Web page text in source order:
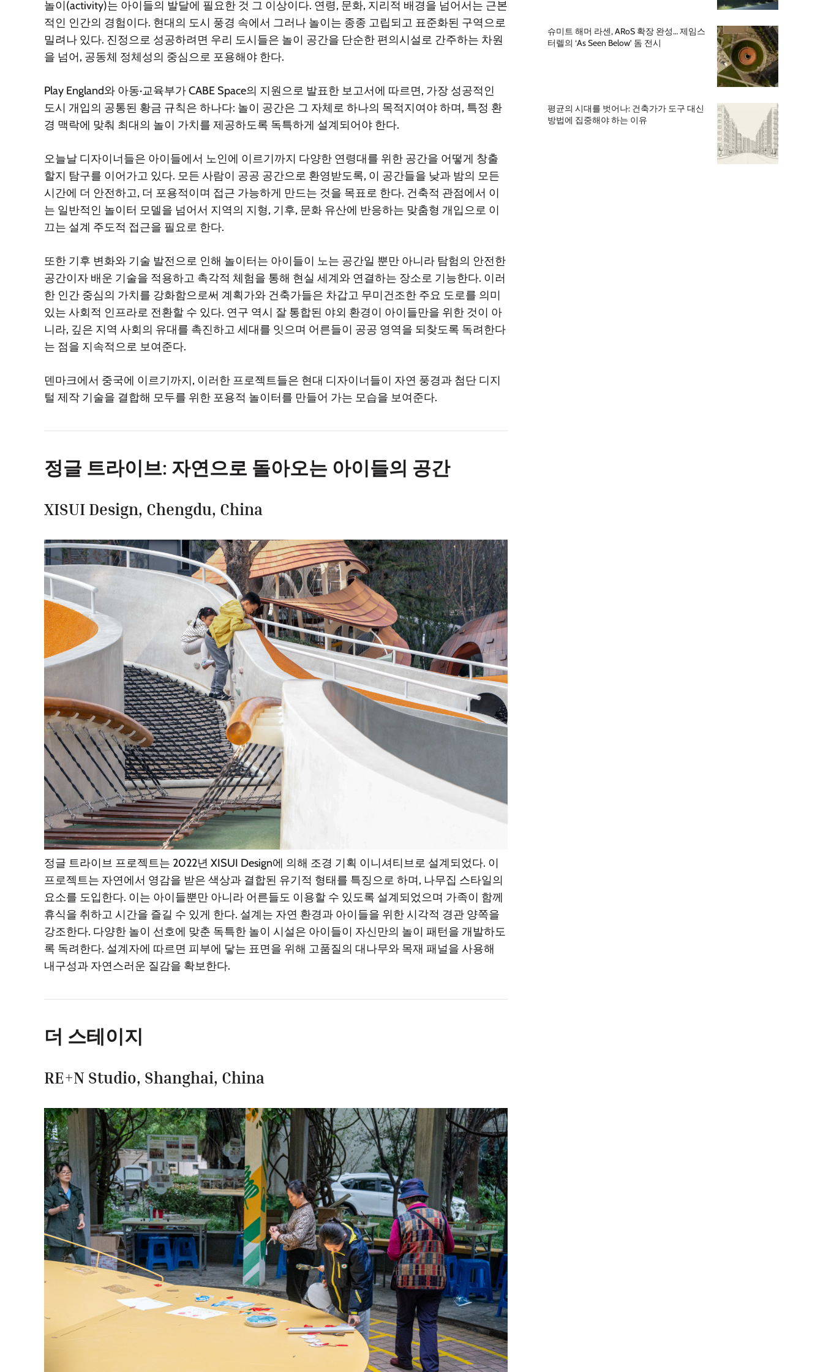
놀이(activity)는 아이들의 발달에 필요한 것 그 이상이다. 연령, 문화, 지리적 배경을 넘어서는 근본
적인 인간의 경험이다. 현대의 도시 풍경 속에서 그러나 놀이는 종종 고립되고 표준화된 구역으로
밀려나 있다. 진정으로 성공하려면 우리 도시들은 놀이 공간을 단순한 편의시설로 간주하는 차원
을 넘어, 공동체 정체성의 중심으로 포용해야 한다.
Play England와 아동·교육부가 CABE Space의 지원으로 발표한 보고서에 따르면, 가장 성공적인
도시 개입의 공통된 황금 규칙은 하나다: 놀이 공간은 그 자체로 하나의 목적지여야 하며, 특정 환
경 맥락에 맞춰 최대의 놀이 가치를 제공하도록 독특하게 설계되어야 한다.
오늘날 디자이너들은 아이들에서 노인에 이르기까지 다양한 연령대를 위한 공간을 어떻게 창출
할지 탐구를 이어가고 있다. 모든 사람이 공공 공간으로 환영받도록, 이 공간들을 낮과 밤의 모든
시간에 더 안전하고, 더 포용적이며 접근 가능하게 만드는 것을 목표로 한다. 건축적 관점에서 이
는 일반적인 놀이터 모델을 넘어서 지역의 지형, 기후, 문화 유산에 반응하는 맞춤형 개입으로 이
끄는 설계 주도적 접근을 필요로 한다.
또한 기후 변화와 기술 발전으로 인해 놀이터는 아이들이 노는 공간일 뿐만 아니라 탐험의 안전한
공간이자 배운 기술을 적용하고 촉각적 체험을 통해 현실 세계와 연결하는 장소로 기능한다. 이러
한 인간 중심의 가치를 강화함으로써 계획가와 건축가들은 차갑고 무미건조한 주요 도로를 의미
있는 사회적 인프라로 전환할 수 있다. 연구 역시 잘 통합된 야외 환경이 아이들만을 위한 것이 아
니라, 깊은 지역 사회의 유대를 촉진하고 세대를 잇으며 어른들이 공공 영역을 되찾도록 독려한다
는 점을 지속적으로 보여준다.
덴마크에서 중국에 이르기까지, 이러한 프로젝트들은 현대 디자이너들이 자연 풍경과 첨단 디지
털 제작 기술을 결합해 모두를 위한 포용적 놀이터를 만들어 가는 모습을 보여준다.
정글 트라이브: 자연으로 돌아오는 아이들의 공간
XISUI Design, Chengdu, China
정글 트라이브 프로젝트는 2022년 XISUI Design에 의해 조경 기획 이니셔티브로 설계되었다. 이
프로젝트는 자연에서 영감을 받은 색상과 결합된 유기적 형태를 특징으로 하며, 나무집 스타일의
요소를 도입한다. 이는 아이들뿐만 아니라 어른들도 이용할 수 있도록 설계되었으며 가족이 함께
휴식을 취하고 시간을 즐길 수 있게 한다. 설계는 자연 환경과 아이들을 위한 시각적 경관 양쪽을
강조한다. 다양한 놀이 선호에 맞춘 독특한 놀이 시설은 아이들이 자신만의 놀이 패턴을 개발하도
록 독려한다. 설계자에 따르면 피부에 닿는 표면을 위해 고품질의 대나무와 목재 패널을 사용해
내구성과 자연스러운 질감을 확보한다.
더 스테이지
RE+N Studio, Shanghai, China
슈미트 해머 라센, ARoS 확장 완성… 제임스
터렐의 ‘As Seen Below’ 돔 전시
평균의 시대를 벗어나: 건축가가 도구 대신
방법에 집중해야 하는 이유